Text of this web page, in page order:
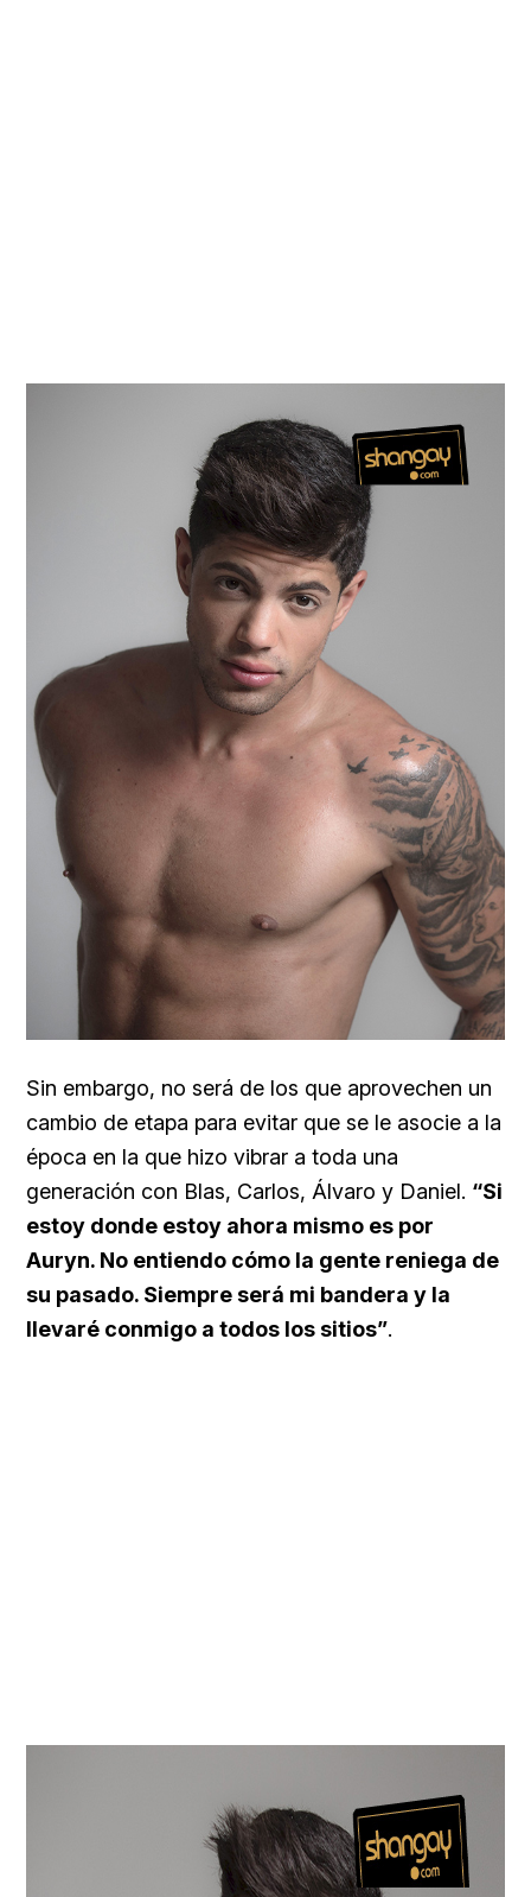
Sin embargo, no será de los que aprovechen un
cambio de etapa para evitar que se le asocie a la
época en la que hizo vibrar a toda una
generación con Blas, Carlos, Álvaro y Daniel. “Si
estoy donde estoy ahora mismo es por
Auryn. No entiendo cómo la gente reniega de
su pasado. Siempre será mi bandera y la
llevaré conmigo a todos los sitios”.